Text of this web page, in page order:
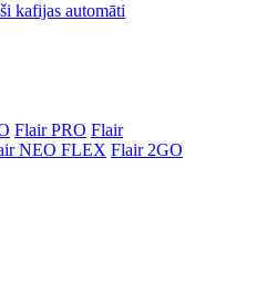
kafijas automāti
Flair PRO Flair
NEO FLEX Flair 2GO